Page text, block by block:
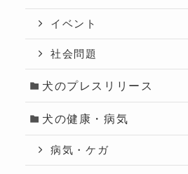
イベント
社会問題
犬のプレスリリース
犬の健康・病気
病気・ケガ